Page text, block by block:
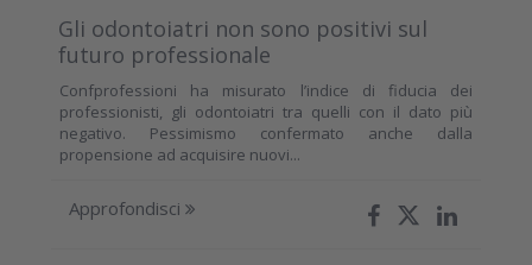
Gli odontoiatri non sono positivi sul
futuro professionale
Confprofessioni ha misurato l’indice di fiducia dei
professionisti, gli odontoiatri tra quelli con il dato più
negativo. Pessimismo confermato anche dalla
propensione ad acquisire nuovi...
Approfondisci